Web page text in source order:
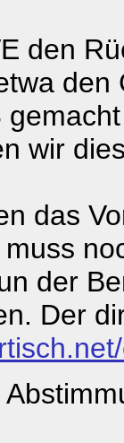
den
wir
das
der
Der